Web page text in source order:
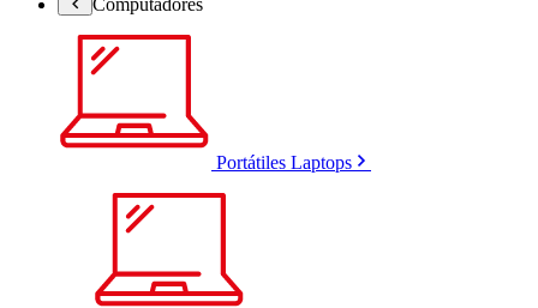
Portátiles Laptops